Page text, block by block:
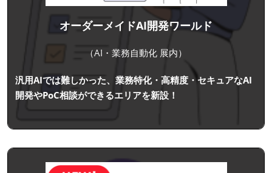
オーダーメイドAI開発ワールド
（AI・業務自動化 展内）
汎用AIでは難しかった、業務特化・高精度・セキュアなAI
開発やPoC相談ができるエリアを新設！